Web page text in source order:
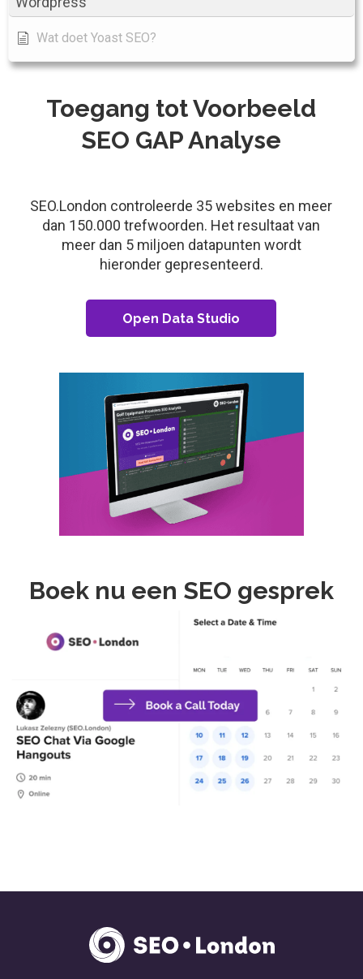
Wat doet Yoast SEO?
Toegang tot Voorbeeld
SEO GAP Analyse
SEO.London controleerde 35 websites en meer
dan 150.000 trefwoorden. Het resultaat van
meer dan 5 miljoen datapunten wordt
hieronder gepresenteerd.
Open Data Studio
Boek nu een SEO gesprek